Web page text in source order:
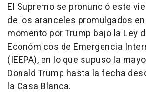
El Supremo se pronunció este
de los aranceles promulgados
momento por Trump bajo la Ley
Económicos de Emergencia
(IEEPA), en lo que supuso la
Donald Trump hasta la fecha
la Casa Blanca.